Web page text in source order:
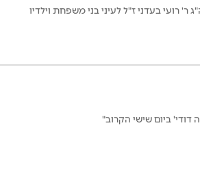
בעדני ז"ל לעיני בני משפחת וילדיו